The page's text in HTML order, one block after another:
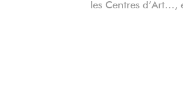
les Centres d’Art…,